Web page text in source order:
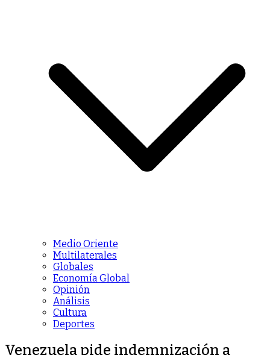
Medio Oriente
Multilaterales
Globales
Economía Global
Opinión
Análisis
Cultura
Deportes
Venezuela pide indemnización a